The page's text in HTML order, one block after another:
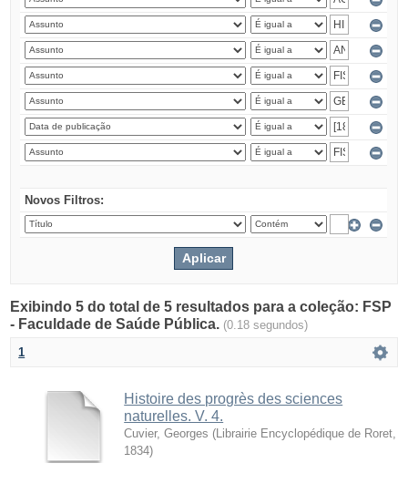
Novos Filtros:
Exibindo 5 do total de 5 resultados para a coleção: FSP
- Faculdade de Saúde Pública. (0.18 segundos)
1
Histoire des progrès des sciences
naturelles. V. 4.
Cuvier, Georges ( Librairie Encyclopédique de Roret
1834)